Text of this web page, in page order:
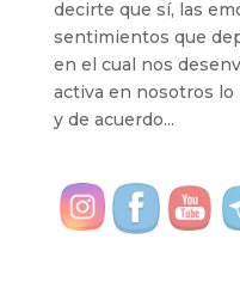
decirte que sí, las
sentimientos que
en el cual nos
activa en nosotros lo
y de acuerdo...